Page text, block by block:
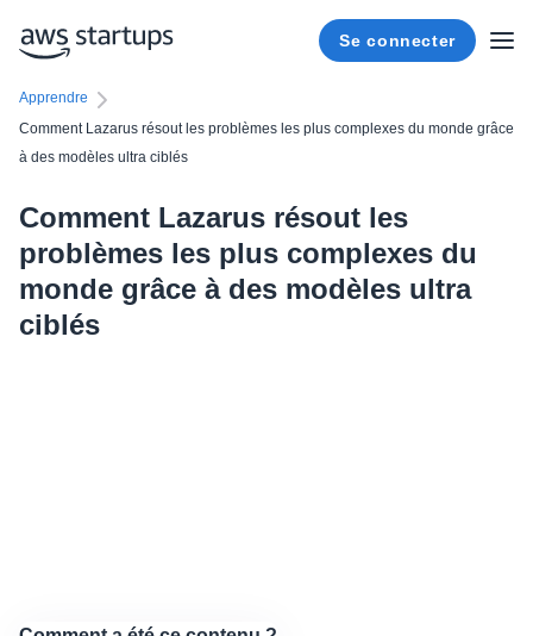
Se connecter
Apprendre
Comment Lazarus résout les problèmes les plus complexes du monde grâce
à des modèles ultra ciblés
Comment Lazarus résout les
problèmes les plus complexes du
monde grâce à des modèles ultra
ciblés